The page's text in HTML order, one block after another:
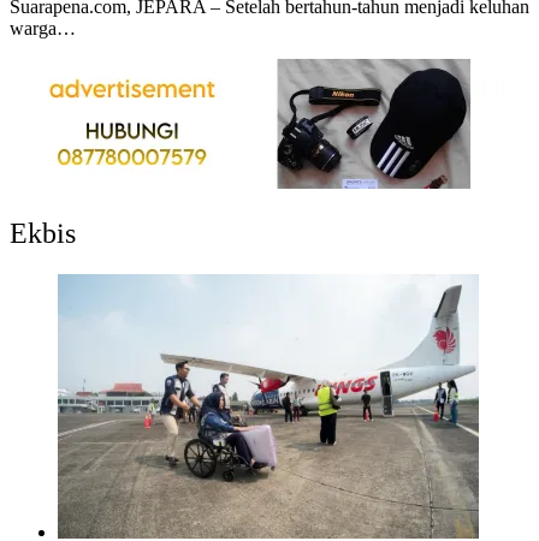
Suarapena.com, JEPARA – Setelah bertahun-tahun menjadi keluhan
warga…
Ekbis